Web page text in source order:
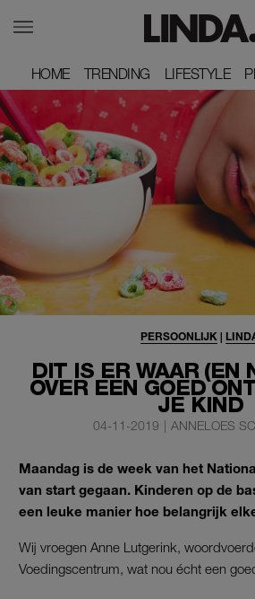
HOME
HOME TRENDING
TRENDING LIFESTYLE
LIFESTYLE
DIT IS ER WAAR (EN
OVER EEN GOED
JE KIND
PERSOONLIJK |
04-11-2019 | ANNELOES
Maandag is de week van het
van start gegaan. Kinderen op de
een leuke manier hoe belangrijk
Wij vroegen Anne Lutgerink,
Voedingscentrum, wat nou écht een